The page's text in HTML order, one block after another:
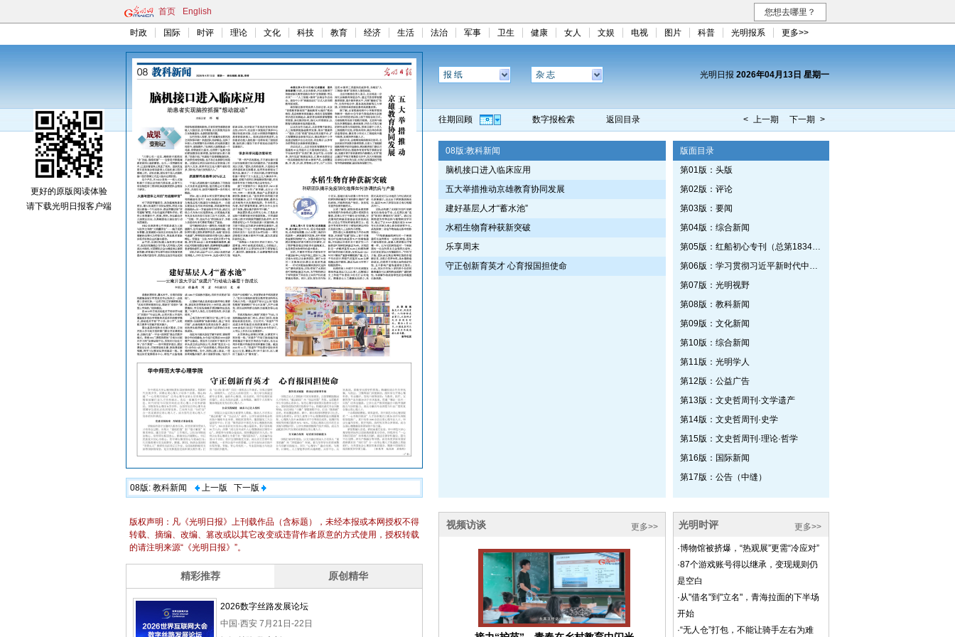
首页 English 您想去哪里？
时政 国际 时评 理论 文化 科技 教育 经济 生活 法治 军事 卫生 健康 女人 文娱 电视 图片 科普 光明报系 更多>>
08版: 教科新闻 上一版 下一版
报 纸 杂 志 光明日报 2026年04月13日 星期一
往期回顾 数字报检索 返回目录 < 上一期 下一期 >
08版:教科新闻
脑机接口进入临床应用
五大举措推动京雄教育协同发展
建好基层人才“蓄水池”
水稻生物育种获新突破
乐享周末
守正创新育英才 心育报国担使命
版面目录
第01版：头版
第02版：评论
第03版：要闻
第04版：综合新闻
第05版：红船初心专刊（总第1834期）
第06版：学习贯彻习近平新时代中国特色社会主义思想专刊
第07版：光明视野
第08版：教科新闻
第09版：文化新闻
第10版：综合新闻
第11版：光明学人
第12版：公益广告
第13版：文史哲周刊·文学遗产
第14版：文史哲周刊·史学
第15版：文史哲周刊·理论·哲学
第16版：国际新闻
第17版：公告（中缝）
更好的原版阅读体验
请下载光明日报客户端